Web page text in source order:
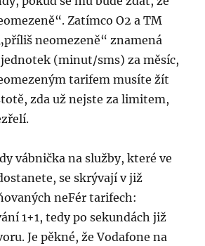
Zatímco O2 a TM
neomezeně“ znamená
jednotek (minut/sms) za měsíc,
tarifem musíte žít
zda už nejste za limitem,
vábnička na služby, které ve
se skrývají v již
neFér tarifech:
1+1, tedy po sekundách již
Je pěkné, že Vodafone na